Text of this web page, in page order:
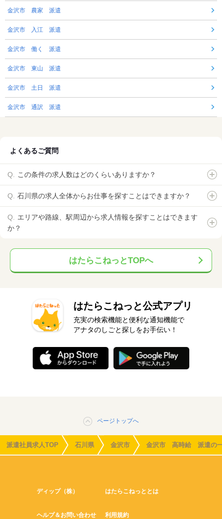
金沢市 農家 派遣
金沢市 入江 派遣
金沢市 働く 派遣
金沢市 東山 派遣
金沢市 土日 派遣
金沢市 通訳 派遣
よくあるご質問
この条件の求人数はどのくらいありますか？
石川県の求人全体からお仕事を探すことはできますか？
エリアや路線、駅周辺から求人情報を探すことはできます
か？
はたらこねっとTOPへ
はたらこねっと公式アプリ
充実の検索機能と便利な通知機能で
アナタのしごと探しをお手伝い！
ページトップへ
派遣社員求人TOP 石川県 金沢市 金沢市 高時給 派遣の
ディップ（株） はたらこねっととは
ヘルプ＆お問い合わせ 利用規約